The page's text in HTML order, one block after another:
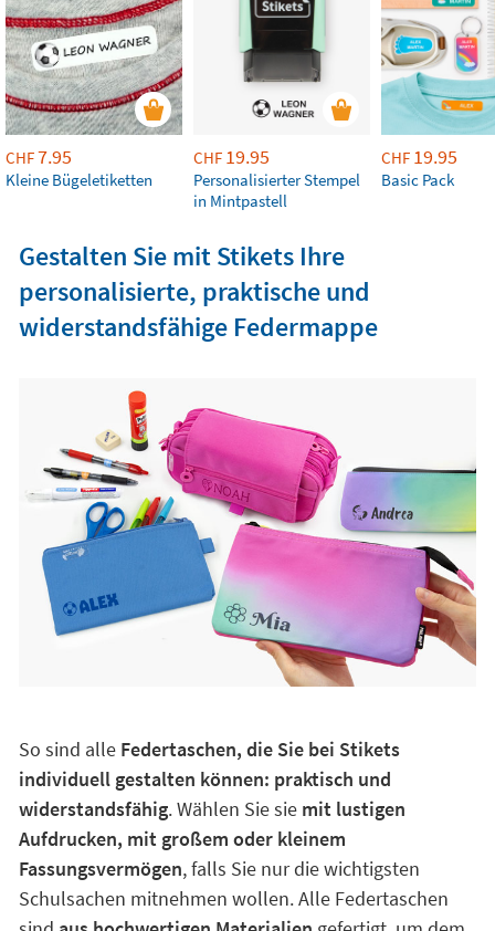
CHF7.95
Kleine Bügeletiketten
CHF 19.95
Personalisierter Stempel
in Mintpastell
CHF 19.95
Basic Pack
Gestalten Sie mit Stikets Ihre
personalisierte, praktische und
widerstandsfähige Federmappe
So sind alle Federtaschen, die Sie bei Stikets
individuell gestalten können: praktisch und
widerstandsfähig. Wählen Sie sie mit lustigen
Aufdrucken, mit großem oder kleinem
Fassungsvermögen, falls Sie nur die wichtigsten
Schulsachen mitnehmen wollen. Alle Federtaschen